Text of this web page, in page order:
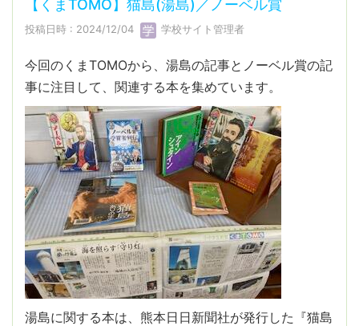
【くまTOMO】猫島(湯島)／ノーベル賞
投稿日時 : 2024/12/04 学校サイト管理者
今回のくまTOMOから、湯島の記事とノーベル賞の記
事に注目して、関連する本を集めています。
湯島に関する本は、熊本日日新聞社が発行した『猫島